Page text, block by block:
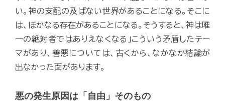
い。神の支配の及ばない世界があることになる。そこに
は、ほかなる存在があることになる。そうすると、神は唯
一の絶対者ではありえなくなる」こういう矛盾したテー
マがあり、善悪については、古くから、なかなか結論が
出なかった面があります。
悪の発生原因は「自由」そのもの